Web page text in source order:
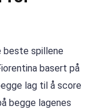
beste spillene
basert på
lag til å score
begge lagenes